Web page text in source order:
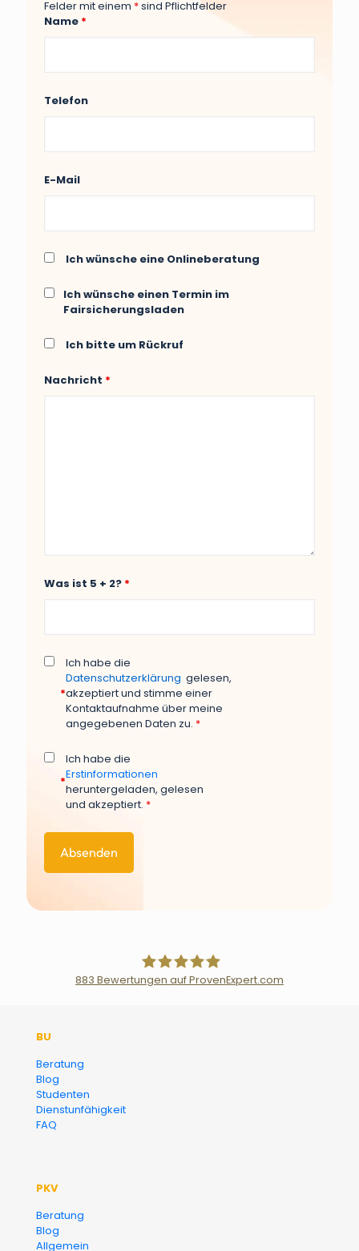
Felder mit einem *sind Pflichtfelder
Name *
Telefon
E-Mail
Ich wünsche eine Onlineberatung
Ich wünsche einen Termin im
Fairsicherungsladen
Ich bitte um Rückruf
Nachricht *
Was ist 5 + 2? *
*
Ich habe die
Datenschutzerklärung gelesen,
akzeptiert und stimme einer
Kontaktaufnahme über meine
angegebenen Daten zu. *
*
Ich habe die
Erstinformationen
heruntergeladen, gelesen
und akzeptiert. *
883 Bewertungen auf ProvenExpert.com
BU
Beratung
Blog
Studenten
Dienstunfähigkeit
FAQ
PKV
Beratung
Blog
Allgemein